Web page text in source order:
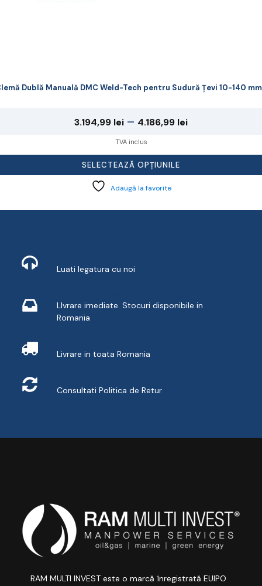
Dublă Manuală DMC Weld-Tech pentru Sudură Țevi 10-140 mm
3.194,99 lei – 4.186,99 leiInterval
prețuri:
3.194,99 lei
la
TVA inclus
SELECTEAZĂ OPȚIUNILE
Adaugă la favorite
Luati legatura cu noi
LIvrare imediate. Stocuri disponibile in
Romania
Livrare in toata Romania
Consultati Politica de Retur
RAM MULTI INVEST este o marcă înregistrată EUIPO